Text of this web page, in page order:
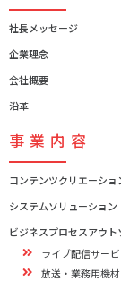
社長メッセージ
企業理念
会社概要
沿革
事業内容
コンテンツクリエーショ
システムソリューション
ビジネスプロセスアウト
ライブ配信サー
放送・業務用機